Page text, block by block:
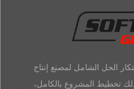
الحل الشامل لمصنع إنتاج
ذلك تخطيط المشروع بالكامل،